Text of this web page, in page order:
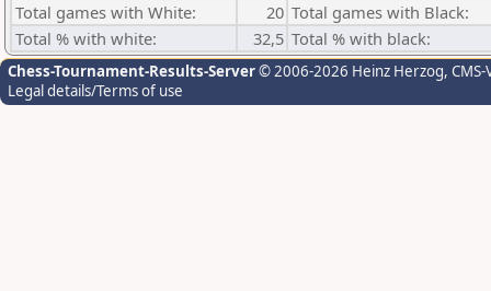
Total games with White:
20 Total games with Black:
Total % with white:
32,5 Total % with black:
Chess-Tournament-Results-Server© 2006-2026 Heinz Herzog,
Legal details/Terms of use